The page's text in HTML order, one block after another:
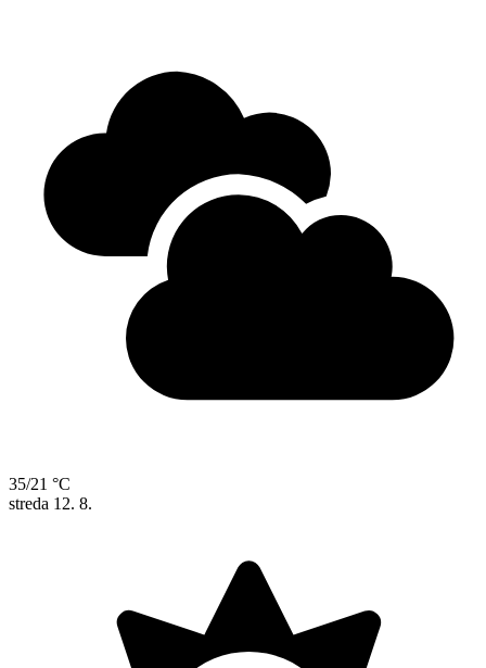
35/21 °C
streda 12. 8.